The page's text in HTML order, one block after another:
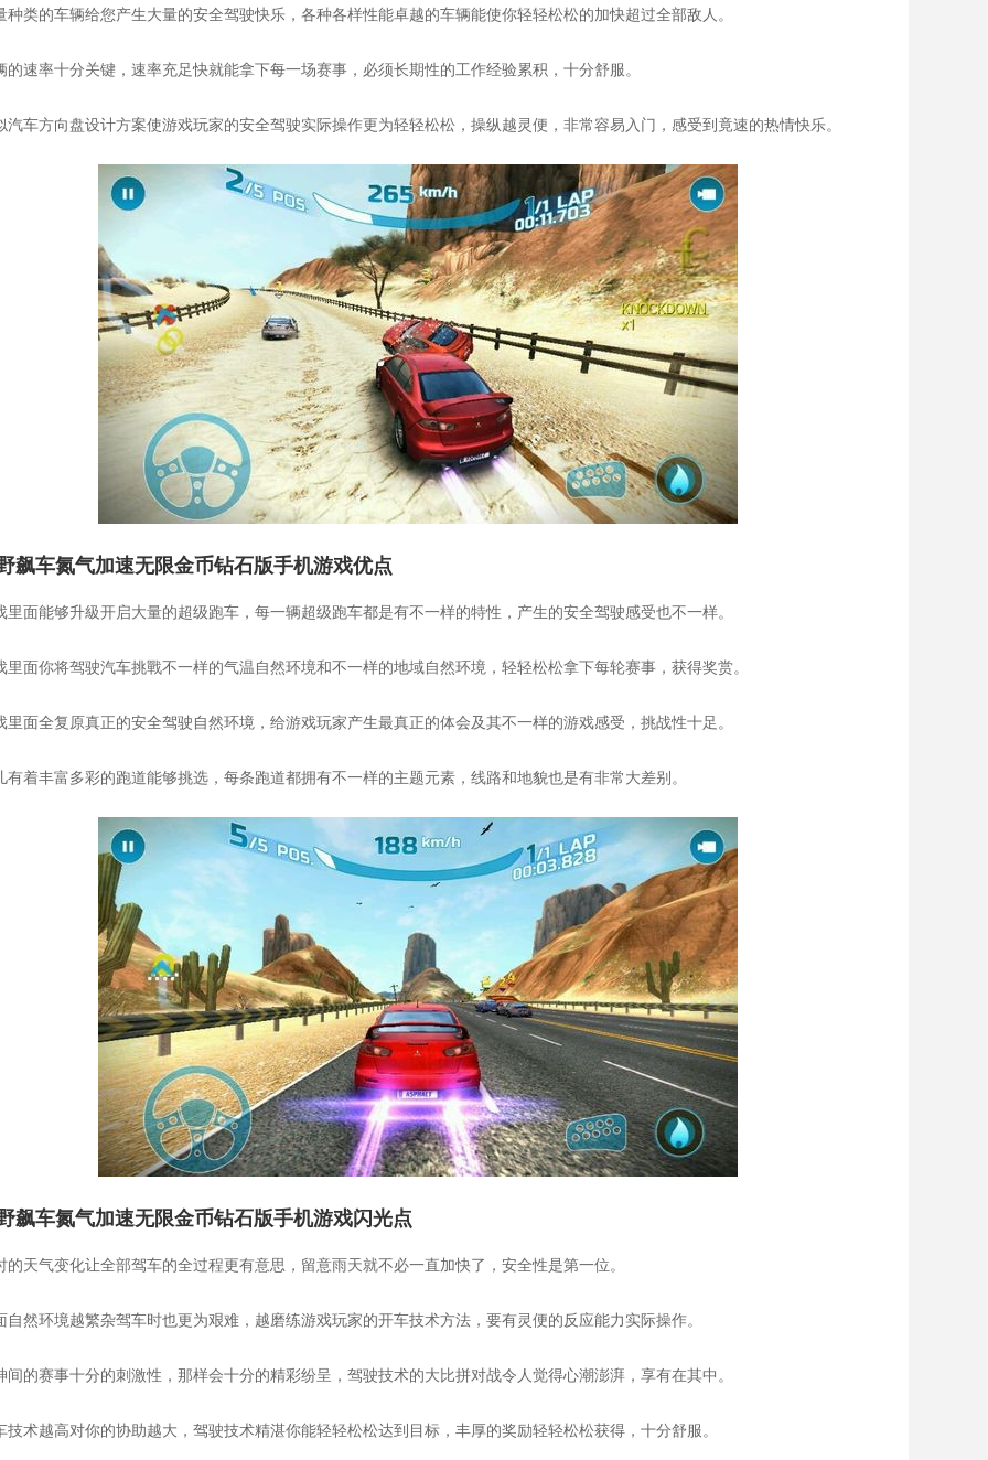
种类的车辆给您产生大量的安全驾驶快乐，各种各样性能卓越的车辆能使你轻轻松松的加快超过全部敌人。
的速率十分关键，速率充足快就能拿下每一场赛事，必须长期性的工作经验累积，十分舒服。
汽车方向盘设计方案使游戏玩家的安全驾驶实际操作更为轻轻松松，操纵越灵便，非常容易入门，感受到竟速的热情快乐。
飙车氮气加速无限金币钻石版手机游戏优点
里面能够升級开启大量的超级跑车，每一辆超级跑车都是有不一样的特性，产生的安全驾驶感受也不一样。
里面你将驾驶汽车挑戰不一样的气温自然环境和不一样的地域自然环境，轻轻松松拿下每轮赛事，获得奖赏。
里面全复原真正的安全驾驶自然环境，给游戏玩家产生最真正的体会及其不一样的游戏感受，挑战性十足。
有着丰富多彩的跑道能够挑选，每条跑道都拥有不一样的主题元素，线路和地貌也是有非常大差别。
飙车氮气加速无限金币钻石版手机游戏闪光点
的天气变化让全部驾车的全过程更有意思，留意雨天就不必一直加快了，安全性是第一位。
自然环境越繁杂驾车时也更为艰难，越磨练游戏玩家的开车技术方法，要有灵便的反应能力实际操作。
间的赛事十分的刺激性，那样会十分的精彩纷呈，驾驶技术的大比拼对战令人觉得心潮澎湃，享有在其中。
技术越高对你的协助越大，驾驶技术精湛你能轻轻松松达到目标，丰厚的奖励轻轻松松获得，十分舒服。